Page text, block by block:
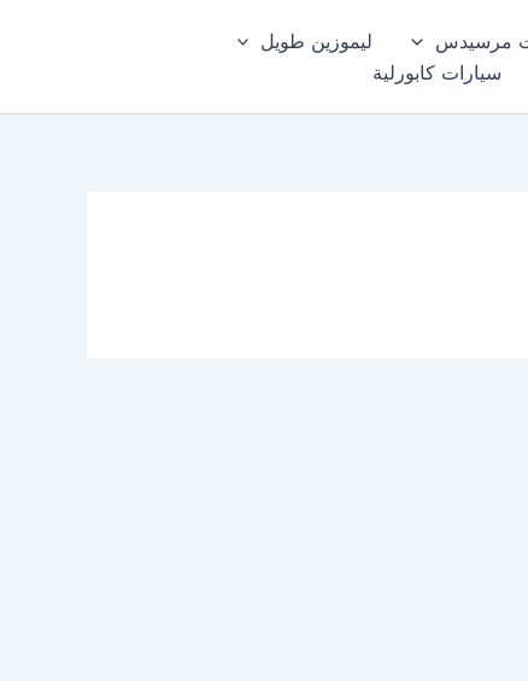
مرسيدس
ليموزين طويل
سيارات كابورلية